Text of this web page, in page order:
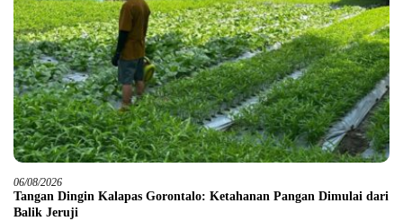
06/08/2026
Tangan Dingin Kalapas Gorontalo: Ketahanan Pangan Dimulai dari
Balik Jeruji